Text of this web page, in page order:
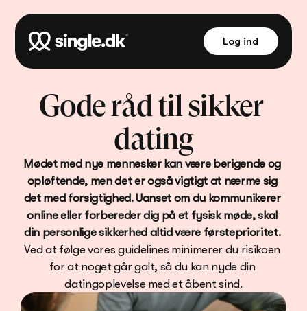
Log ind
Gode råd til sikker
dating
Mødet med nye mennesker kan være berigende og
opløftende, men det er også vigtigt at nærme sig
det med forsigtighed. Uanset om du kommunikerer
online eller forbereder dig på et fysisk møde, skal
din personlige sikkerhed altid være førsteprioritet.
Ved at følge vores guidelines minimerer du risikoen
for at noget går galt, så du kan nyde din
datingoplevelse med et åbent sind.